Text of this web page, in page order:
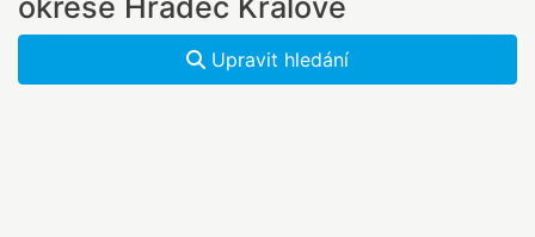
okrese Hradec Králové
Upravit hledání